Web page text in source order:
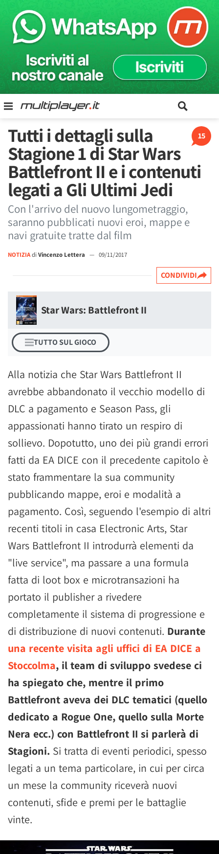
15
Tutti i dettagli sulla
Stagione 1 di Star Wars
Battlefront II e i contenuti
legati a Gli Ultimi Jedi
Con l'arrivo del nuovo lungometraggio,
saranno pubblicati nuovi eroi, mappe e
navi gratuite tratte dal film
NOTIZIAdi Vincenzo Lettera — 09/11/2017
CONDIVIDI
Star Wars: Battlefront II
TUTTO SUL GIOCO
Alla notizia che Star Wars Battlefront II
avrebbe abbandonato il vecchio modello di
DLC a pagamento e Season Pass, gli
appassionati hanno tirato un respiro di
sollievo. Dopotutto, uno dei più grandi errori
fatti da EA DICE con il precedente capitolo è
stato frammentare la sua community
pubblicando mappe, eroi e modalità a
pagamento. Così, seguendo l'esempio di altri
recenti titoli in casa Electronic Arts, Star
Wars Battlefront II introdurrà elementi da
"live service", ma passare a una formula
fatta di loot box e microtransazioni ha
portato il publisher a rivedere
completamente il sistema di progressione e
di distribuzione di nuovi contenuti. Durante
una recente visita agli uffici di EA DICE a
Stoccolma, il team di sviluppo svedese ci
ha spiegato che, mentre il primo
Battlefront aveva dei DLC tematici (quello
dedicato a Rogue One, quello sulla Morte
Nera ecc.) con Battlefront II si parlerà di
Stagioni. Si tratta di eventi periodici, spesso
legati a un tema particolare, in cui per circa
un mese la community riceverà nuovi
contenuti, sfide e premi per le battaglie
vinte.